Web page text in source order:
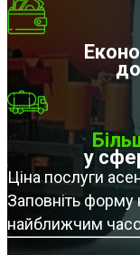
до
у
Ціна послуги
Заповніть
найближчим